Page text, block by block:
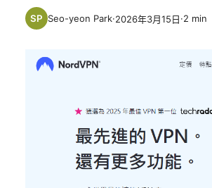
Seo-yeon Park·2026年3月15日·2 min